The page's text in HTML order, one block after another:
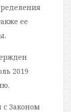
ее
2019
с Законом